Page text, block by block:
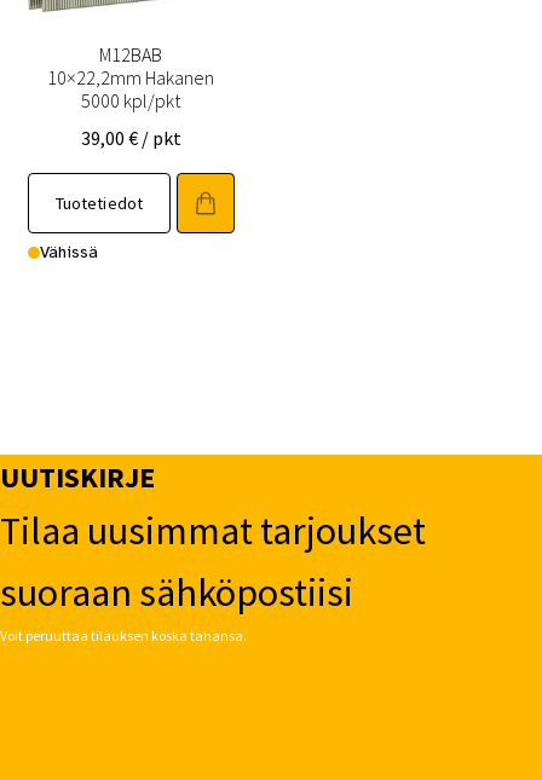
M12BAB
10×22,2mm Hakanen
5000 kpl/pkt
39,00 € / pkt
Tuotetiedot
Vähissä
UUTISKIRJE
Tilaa uusimmat tarjoukset
suoraan sähköpostiisi
Voit peruuttaa tilauksen koska tahansa.